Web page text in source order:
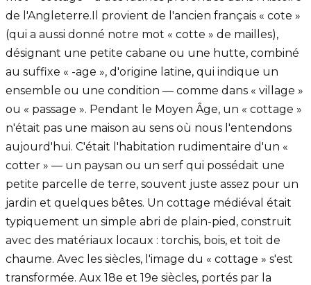
de l'Angleterre.Il provient de l'ancien français « cote »
(qui a aussi donné notre mot « cotte » de mailles),
désignant une petite cabane ou une hutte, combiné
au suffixe « -age », d'origine latine, qui indique un
ensemble ou une condition — comme dans « village »
ou « passage ». Pendant le Moyen Âge, un « cottage »
n'était pas une maison au sens où nous l'entendons
aujourd'hui. C'était l'habitation rudimentaire d'un «
cotter » — un paysan ou un serf qui possédait une
petite parcelle de terre, souvent juste assez pour un
jardin et quelques bêtes. Un cottage médiéval était
typiquement un simple abri de plain-pied, construit
avec des matériaux locaux : torchis, bois, et toit de
chaume. Avec les siècles, l'image du « cottage » s'est
transformée. Aux 18e et 19e siècles, portés par la